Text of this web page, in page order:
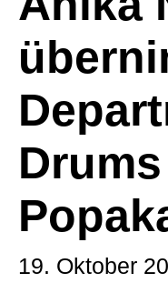
19. Oktober